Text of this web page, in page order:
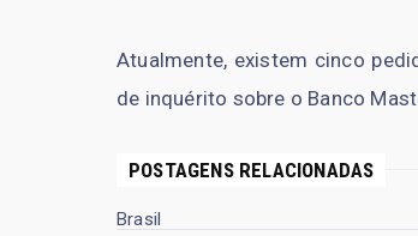
Atualmente, existem cinco
de inquérito sobre o Banco
POSTAGENS RELACIONADAS
Brasil